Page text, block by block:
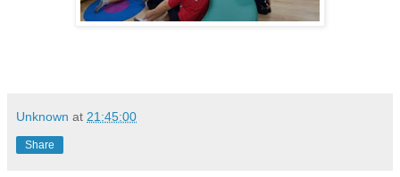
Unknown at 21:45:00
Share